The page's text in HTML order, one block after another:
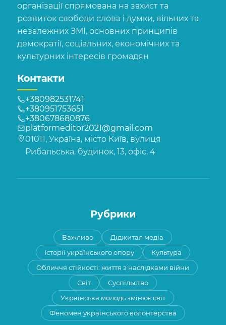
організації спрямована на захист та
розвиток свободи слова і думки, вільних та
незалежних ЗМІ, основних принципів
демократії, соціальних, економічних та
культурних інтересів громадян
Контакти
+380982531741
+380951753651
+380678680876
platformeditor2021@gmail.com
01011, Україна, місто Київ, вулиця
Рибальська, будинок, 13, офіс, 4
Рубрики
Важливо
Діджитал медіа
Історії українського опору
Культура
Обличчя стійкості: життя з наслідками війни
Світ
Суспільство
Українська молодь змінює світ
Феномен українського волонтерства